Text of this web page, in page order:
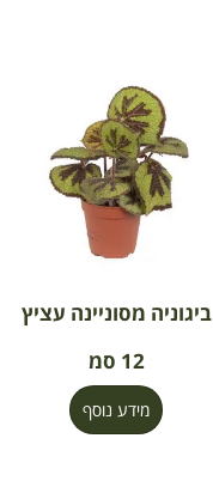
ביגוניה מסוניינה עציץ
12 סמ
מידע נוסף